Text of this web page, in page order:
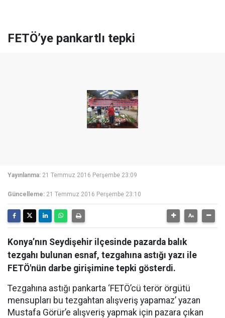
FETÖ’ye pankartlı tepki
Yayınlanma: 21 Temmuz 2016 Perşembe 23:09
Güncelleme: 21 Temmuz 2016 Perşembe 23:10
Konya’nın Seydişehir ilçesinde pazarda balık
tezgahı bulunan esnaf, tezgahına astığı yazı ile
FETÖ'nün darbe girişimine tepki gösterdi.
Tezgahına astığı pankarta ‘FETÖ’cü terör örgütü
mensupları bu tezgahtan alışveriş yapamaz’ yazan
Mustafa Görür’e alışveriş yapmak için pazara çıkan